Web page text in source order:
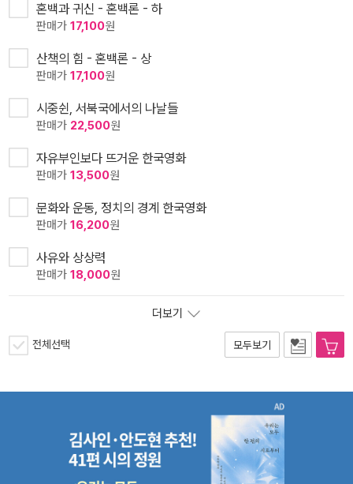
혼백과 귀신 - 혼백론 - 하
판매가 17,100원
산책의 힘 - 혼백론 - 상
판매가 17,100원
시중쉰, 서북국에서의 나날들
판매가 22,500원
자유부인보다 뜨거운 한국영화
판매가 13,500원
문화와 운동, 정치의 경계 한국영화
판매가 16,200원
사유와 상상력
판매가 18,000원
더보기
전체선택 모두보기